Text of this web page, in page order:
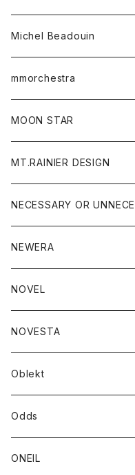
ポロシャツ
ロングスリーブTシャツ
フリース
ベルト
Michel Beadouin
トップス
ジャケット
ニット
パンツ
mmorchestra
帽子
MOON STAR
MT.RAINIER DESIGN
アウター
コート
ジャケット
アクセサリー
バッグ
グッズ
ウォレット
靴
トップス
ジャケット
シャツ
ボトム
ショートパンツ
パンツ
レディース
シャツ
NECESSARY OR
アウター
コート
ジャケット
アクセサリー
バッグ
ブレスレット
グッズ
靴
ストール/マフラー
トップス
シャツ
シャツジャケット
ボトム
ショートパンツ
NEWERA
帽子
NOVEL
トップス
カットソー
スエット
ボトム
NOVESTA
Oblekt
ボトム
ショートパンツ
レディース
Odds
帽子
ONEIL